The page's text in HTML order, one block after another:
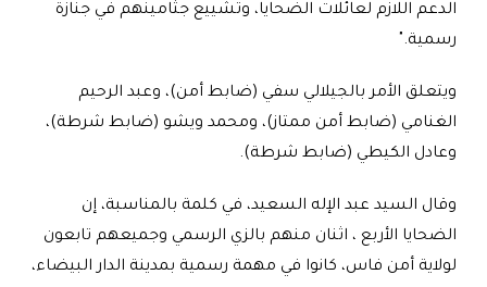
الدعم اللازم لعائلات الضحايا، وتشييع جثامينهم في جنازة
رسمية".
ويتعلق الأمر بالجيلالي سفي (ضابط أمن)، وعبد الرحيم
الغنامي (ضابط أمن ممتاز)، ومحمد ويشو (ضابط شرطة)،
وعادل الكيطي (ضابط شرطة).
وقال السيد عبد الإله السعيد، في كلمة بالمناسبة، إن
الضحايا الأربع ، اثنان منهم بالزي الرسمي وجميعهم تابعون
لولاية أمن فاس، كانوا في مهمة رسمية بمدينة الدار البيضاء،